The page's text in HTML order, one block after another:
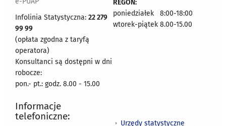
Infolinia Statystyczna: 22 279
99 99
(opłata zgodna z taryfą
operatora)
Konsultanci są dostępni w dni
robocze:
pon.- pt.: godz. 8.00 - 15.00
REGON:
poniedziałek 8:00-18:00
wtorek-piątek 8.00-15.00
Informacje
telefoniczne:
Urzędy statystyczne